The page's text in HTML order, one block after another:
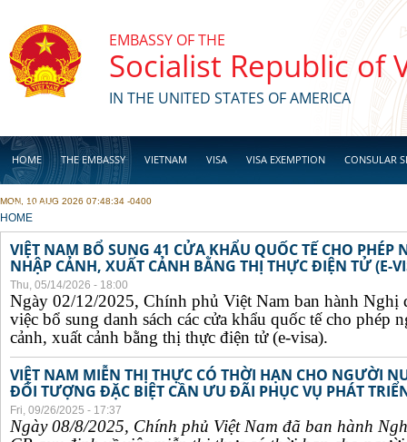
EMBASSY OF THE
Socialist Republic of
IN THE UNITED STATES OF AMERICA
HOME THE EMBASSY VIETNAM VISA VISA EXEMPTION CONSULAR
BUSINESS
MON, 10 AUG 2026 07:48:34 -0400
YOU ARE HERE
HOME
VIỆT NAM BỔ SUNG 41 CỬA KHẨU QUỐC TẾ CHO
NHẬP CẢNH, XUẤT CẢNH BẰNG THỊ THỰC ĐIỆN TỬ (E-
Thu, 05/14/2026 - 18:00
Ngày 02/12/2025, Chính phủ Việt Nam ban hành Nghị
việc bổ sung danh sách các cửa khẩu quốc tế cho phép
cảnh, xuất cảnh bằng thị thực điện tử (e-visa).
VIỆT NAM MIỄN THỊ THỰC CÓ THỜI HẠN CHO NGƯỜI
ĐỐI TƯỢNG ĐẶC BIỆT CẦN ƯU ĐÃI PHỤC VỤ PHÁT
Fri, 09/26/2025 - 17:37
Ngày 08/8/2025, Chính phủ Việt Nam đã ban hành